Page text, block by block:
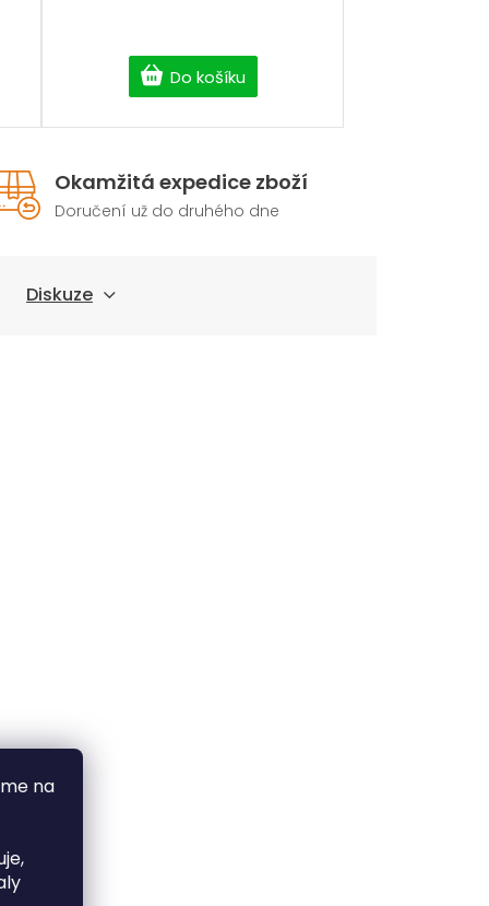
na
Do košíku
Okamžitá expedice zboží
Doručení už do druhého dne
Diskuze